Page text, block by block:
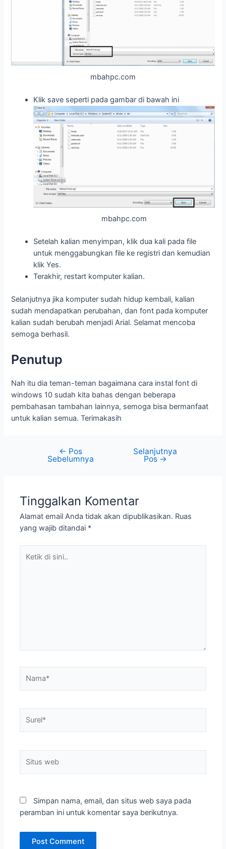
mbahpc.com
Klik save seperti pada gambar di bawah ini
mbahpc.com
Setelah kalian menyimpan, klik dua kali pada file
untuk menggabungkan file ke registri dan kemudian
klik Yes.
Terakhir, restart komputer kalian.
Selanjutnya jika komputer sudah hidup kembali, kalian
sudah mendapatkan perubahan, dan font pada komputer
kalian sudah berubah menjadi Arial. Selamat mencoba
semoga berhasil.
Penutup
Nah itu dia teman-teman bagaimana cara instal font di
windows 10 sudah kita bahas dengan beberapa
pembahasan tambahan lainnya, semoga bisa bermanfaat
untuk kalian semua. Terimakasih
← Pos
Sebelumnya
Selanjutnya
Pos →
Tinggalkan Komentar
Alamat email Anda tidak akan dipublikasikan. Ruas
yang wajib ditandai *
web
Simpan nama, email, dan situs web saya pada
peramban ini untuk komentar saya berikutnya.